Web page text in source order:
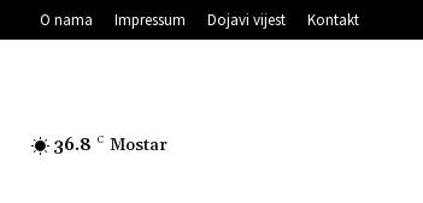
O nama Impressum Dojavi vijest Kontakt
36.8 C Mostar